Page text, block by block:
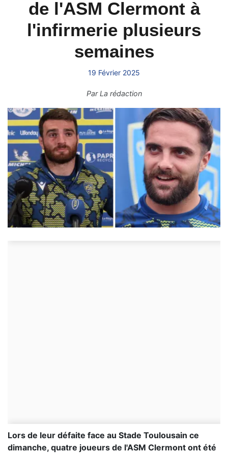
de l'ASM Clermont à
l'infirmerie plusieurs
semaines
19 Février 2025
ParLa rédaction
Lors de leur défaite face au Stade Toulousain ce
dimanche, quatre joueurs de l'ASM Clermont ont été